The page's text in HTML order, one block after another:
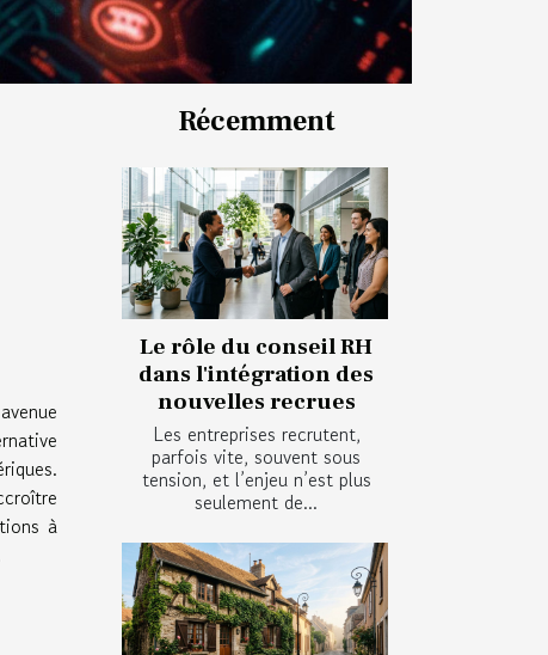
à
Récemment
Le rôle du conseil RH
dans l'intégration des
nouvelles recrues
Les entreprises recrutent,
parfois vite, souvent sous
tension, et l’enjeu n’est plus
seulement de...